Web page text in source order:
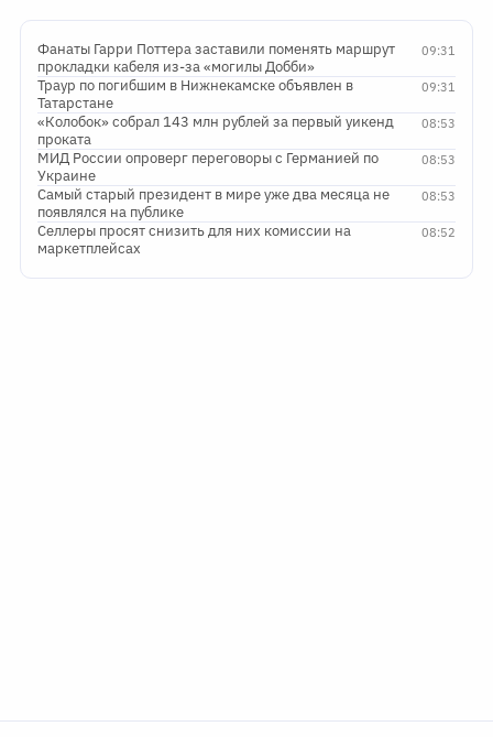
09:31
Фанаты Гарри Поттера заставили поменять маршрут
прокладки кабеля из-за «могилы Добби»
09:31
Траур по погибшим в Нижнекамске объявлен в
Татарстане
08:53
«Колобок» собрал 143 млн рублей за первый уикенд
проката
08:53
МИД России опроверг переговоры с Германией по
Украине
08:53
Самый старый президент в мире уже два месяца не
появлялся на публике
08:52
Селлеры просят снизить для них комиссии на
маркетплейсах